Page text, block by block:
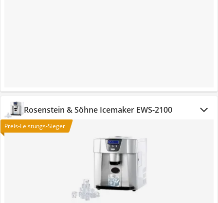
Rosenstein & Söhne Icemaker EWS-2100
Preis-Leistungs-Sieger